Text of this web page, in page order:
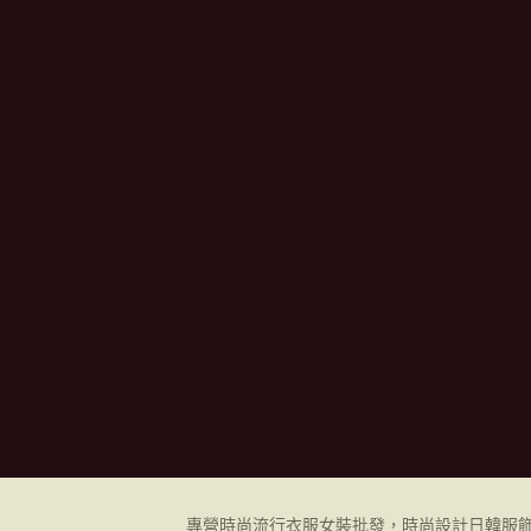
專營時尚流行衣服女裝批發，時尚設計日韓服